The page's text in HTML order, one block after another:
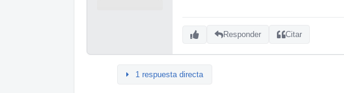
Responder Citar
1 respuesta directa